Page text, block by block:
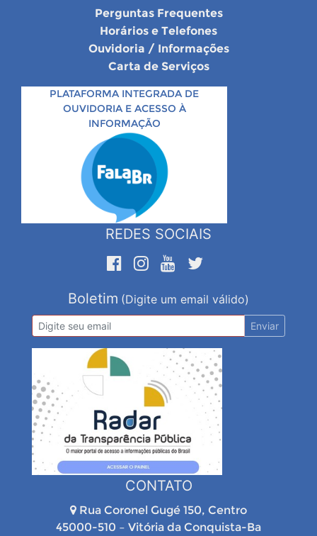
Perguntas Frequentes
Horários e Telefones
Ouvidoria / Informações
Carta de Serviços
PLATAFORMA INTEGRADA DE
OUVIDORIA E ACESSO À
INFORMAÇÃO
REDES SOCIAIS
Boletim (Digite um email válido)
Enviar
CONTATO
Rua Coronel Gugé 150, Centro
45000-510 – Vitória da Conquista-Ba